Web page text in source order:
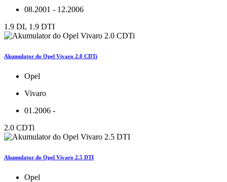
08.2001 - 12.2006
1.9 DI, 1.9 DTI
Akumulator do Opel Vivaro 2.0 CDTi
Opel
Vivaro
01.2006 -
2.0 CDTi
Akumulator do Opel Vivaro 2.5 DTI
Opel